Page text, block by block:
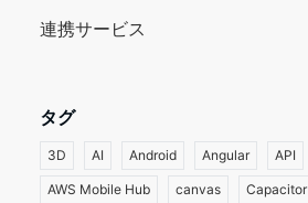
連携サービス
タグ
3D AI Android Angular API
AWS Mobile Hub canvas Capacitor